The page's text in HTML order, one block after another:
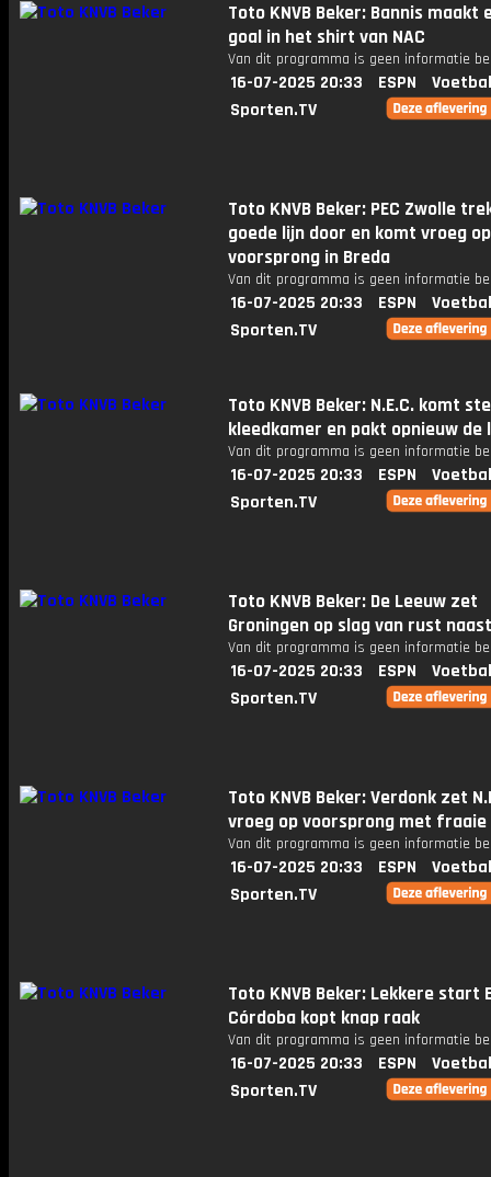
Toto KNVB Beker: Bannis maakt
goal in het shirt van NAC
Van dit programma is geen informatie
16-07-2025 20:33 ESPN
Sporten.TV
Toto KNVB Beker: PEC Zwolle
goede lijn door en komt vroeg op
voorsprong in Breda
Van dit programma is geen informatie
16-07-2025 20:33 ESPN
Sporten.TV
Toto KNVB Beker: N.E.C. komt
kleedkamer en pakt opnieuw de
Van dit programma is geen informatie
16-07-2025 20:33 ESPN
Sporten.TV
Toto KNVB Beker: De Leeuw zet
Groningen op slag van rust naast
Van dit programma is geen informatie
16-07-2025 20:33 ESPN
Sporten.TV
Toto KNVB Beker: Verdonk zet
vroeg op voorsprong met fraaie
Van dit programma is geen informatie
16-07-2025 20:33 ESPN
Sporten.TV
Toto KNVB Beker: Lekkere start
Córdoba kopt knap raak
Van dit programma is geen informatie
16-07-2025 20:33 ESPN
Sporten.TV